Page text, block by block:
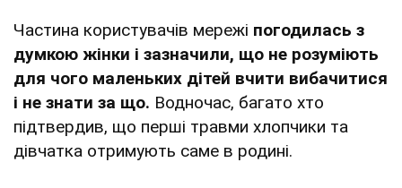
Частина користувачів мережі погодилась з
думкою жінки і зазначили, що не розуміють
для чого маленьких дітей вчити вибачитися
і не знати за що. Водночас, багато хто
підтвердив, що перші травми хлопчики та
дівчатка отримують саме в родині.